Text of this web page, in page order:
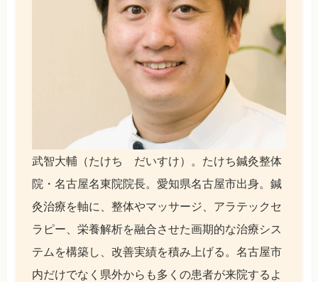
武智大輔（たけち だいすけ）。たけち鍼灸整体
院・名古屋名東院院長。愛知県名古屋市出身。鍼
灸治療を軸に、整体やマッサージ、アラテックセ
ラピー、栄養解析を融合させた画期的な治療シス
テムを構築し、改善実績を積み上げる。名古屋市
内だけでなく県外からも多くの患者が来院するよ